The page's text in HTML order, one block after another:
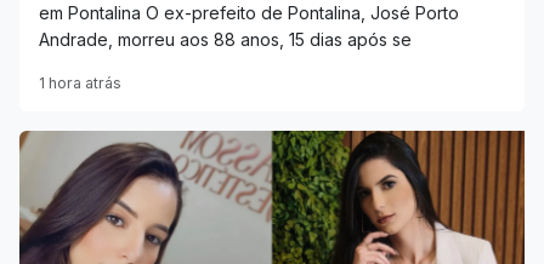
em Pontalina O ex-prefeito de Pontalina, José Porto
Andrade, morreu aos 88 anos, 15 dias após se
1 hora atrás